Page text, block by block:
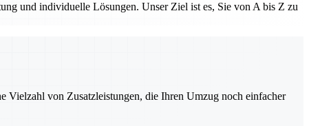
und individuelle Lösungen. Unser Ziel ist es, Sie von A bis Z zu
Vielzahl von Zusatzleistungen, die Ihren Umzug noch einfacher